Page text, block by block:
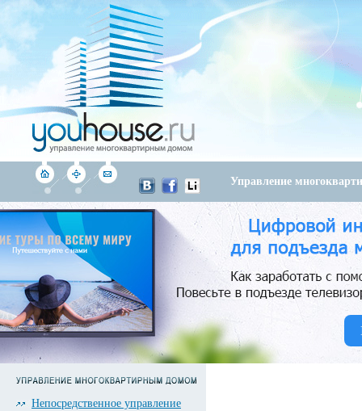
Управление
Непосредственное управление